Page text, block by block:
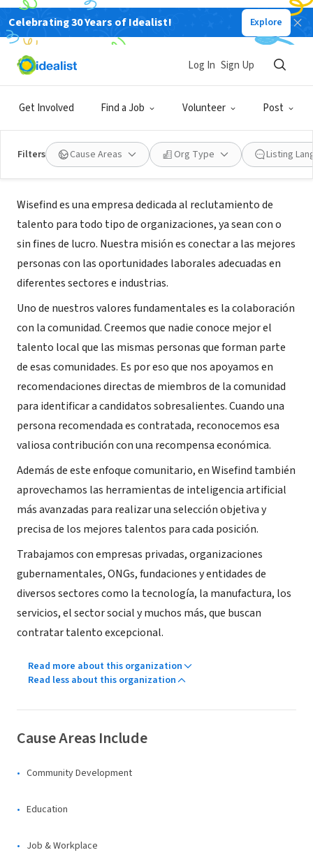
Celebrating 30 Years of Idealist! Explore
Get Involved Find a Job Volunteer Post
Log In Sign Up
Filters Cause Areas Org Type Listing
Wisefind
About Us
Wisefind es una empresa dedicada al reclutamiento de
talento para todo tipo de organizaciones, ya sean con o
sin fines de lucro. Nuestra misión es conectar a las mejores
personas con las oportunidades laborales adecuadas en
diferentes sectores e industrias.
Uno de nuestros valores fundamentales es la colaboración
con la comunidad. Creemos que nadie conoce mejor el
talento local que las mismas personas que forman parte
de esas comunidades. Es por eso que nos apoyamos en
recomendaciones directas de miembros de la comunidad
para identificar a candidatos sobresalientes. Cuando una
persona recomendada es contratada, reconocemos esa
valiosa contribución con una recompensa económica.
Además de este enfoque comunitario, en Wisefind también
aprovechamos las herramientas de inteligencia artificial
más avanzadas para realizar una selección objetiva y
precisa de los mejores talentos para cada posición.
Trabajamos con empresas privadas, organizaciones
gubernamentales, ONGs, fundaciones y entidades de
diversos sectores como la tecnología, la manufactura, los
servicios, el sector social y muchos más, que buscan
contratar talento excepcional.
Read more about this organization
Read less about this organization
Cause Areas Include
Community Development
Education
Job & Workplace